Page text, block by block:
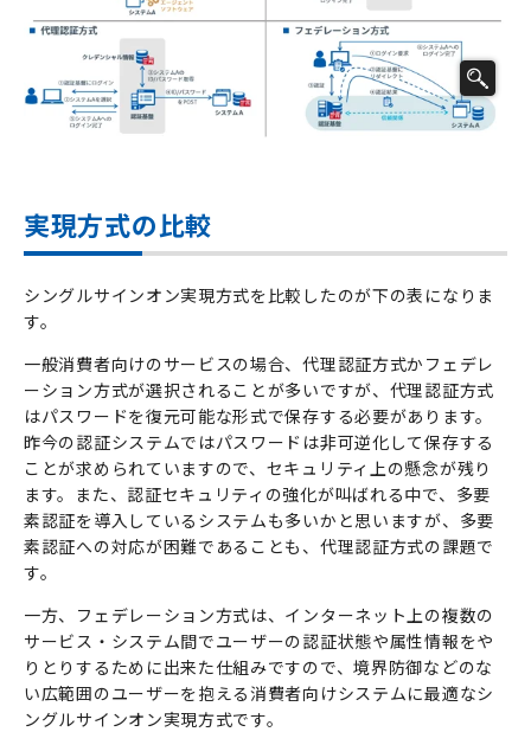
実現方式の比較
シングルサインオン実現方式を比較したのが下の表になりま
す。
一般消費者向けのサービスの場合、代理認証方式かフェデレ
ーション方式が選択されることが多いですが、代理認証方式
はパスワードを復元可能な形式で保存する必要があります。
昨今の認証システムではパスワードは非可逆化して保存する
ことが求められていますので、セキュリティ上の懸念が残り
ます。また、認証セキュリティの強化が叫ばれる中で、多要
素認証を導入しているシステムも多いかと思いますが、多要
素認証への対応が困難であることも、代理認証方式の課題で
す。
一方、フェデレーション方式は、インターネット上の複数の
サービス・システム間でユーザーの認証状態や属性情報をや
りとりするために出来た仕組みですので、境界防御などのな
い広範囲のユーザーを抱える消費者向けシステムに最適なシ
ングルサインオン実現方式です。